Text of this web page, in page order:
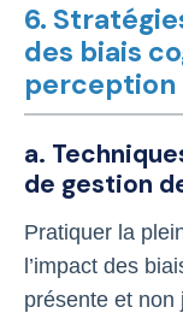
6.
des biais
perception
a.
de gestion
Pratiquer la
l’impact des
présente et non